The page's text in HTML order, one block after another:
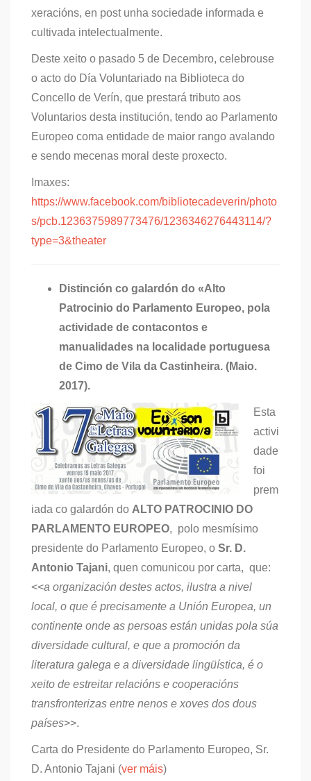
xeracións, en post unha sociedade informada e
cultivada intelectualmente.
Deste xeito o pasado 5 de Decembro, celebrouse
o acto do Día Voluntariado na Biblioteca do
Concello de Verín, que prestará tributo aos
Voluntarios desta institución, tendo ao Parlamento
Europeo coma entidade de maior rango avalando
e sendo mecenas moral deste proxecto.
Imaxes:
https://www.facebook.com/bibliotecadeverin/photo
s/pcb.1236375989773476/1236346276443114/?
type=3&theater
Distinción co galardón do «Alto
Patrocinio do Parlamento Europeo, pola
actividade de contacontos e
manualidades na localidade portuguesa
de Cimo de Vila da Castinheira. (Maio.
2017).
Esta
activi
dade
foi
prem
iada co galardón do ALTO PATROCINIO DO
PARLAMENTO EUROPEO, polo mesmísimo
presidente do Parlamento Europeo, o Sr. D.
Antonio Tajani, quen comunicou por carta, que:
<<a organización destes actos, ilustra a nivel
local, o que é precisamente a Unión Europea, un
continente onde as persoas están unidas pola súa
diversidade cultural, e que a promoción da
literatura galega e a diversidade lingüística, é o
xeito de estreitar relacións e cooperacións
transfronterizas entre nenos e xoves dos dous
países>>.
Carta do Presidente do Parlamento Europeo, Sr.
D. Antonio Tajani (ver máis)